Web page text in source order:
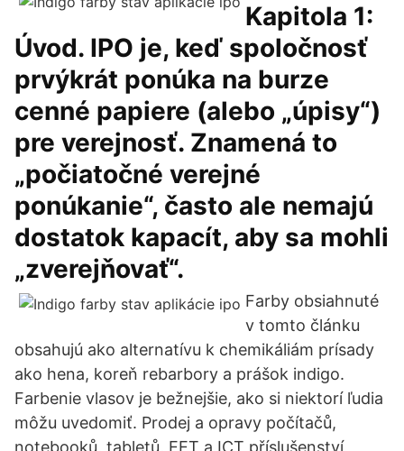
Kapitola 1:
Úvod. IPO je, keď spoločnosť
prvýkrát ponúka na burze
cenné papiere (alebo „úpisy“)
pre verejnosť. Znamená to
„počiatočné verejné
ponúkanie“, často ale nemajú
dostatok kapacít, aby sa mohli
„zverejňovať“.
Farby obsiahnuté
v tomto článku
obsahujú ako alternatívu k chemikáliám prísady
ako hena, koreň rebarbory a prášok indigo.
Farbenie vlasov je bežnejšie, ako si niektorí ľudia
môžu uvedomiť. Prodej a opravy počítačů,
notebooků, tabletů, EET a ICT příslušenství